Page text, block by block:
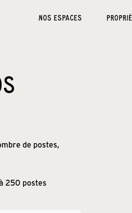
NOS ESPACES
de postes,
250 postes